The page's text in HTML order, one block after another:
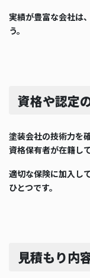
実績が豊富な会社は
う。
資格や認定
塗装会社の技術力を
資格保有者が在籍し
適切な保険に加入し
ひとつです。
見積もり内